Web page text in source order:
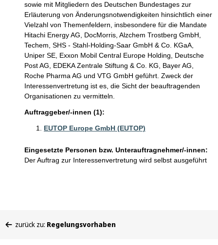
sowie mit Mitgliedern des Deutschen Bundestages zur
Erläuterung von Änderungsnotwendigkeiten hinsichtlich einer
Vielzahl von Themenfeldern, insbesondere für die Mandate
Hitachi Energy AG, DocMorris, Alzchem Trostberg GmbH,
Techem, SHS - Stahl-Holding-Saar GmbH & Co. KGaA,
Uniper SE, Exxon Mobil Central Europe Holding, Deutsche
Post AG, EDEKA Zentrale Stiftung & Co. KG, Bayer AG,
Roche Pharma AG und VTG GmbH geführt. Zweck der
Interessenvertretung ist es, die Sicht der beauftragenden
Organisationen zu vermitteln.
Auftraggeber/-innen (1):
EUTOP Europe GmbH (EUTOP)
Eingesetzte Personen bzw. Unterauftragnehmer/-innen:
Der Auftrag zur Interessenvertretung wird selbst ausgeführt
befinden
zurück zu: Regelungsvorhaben